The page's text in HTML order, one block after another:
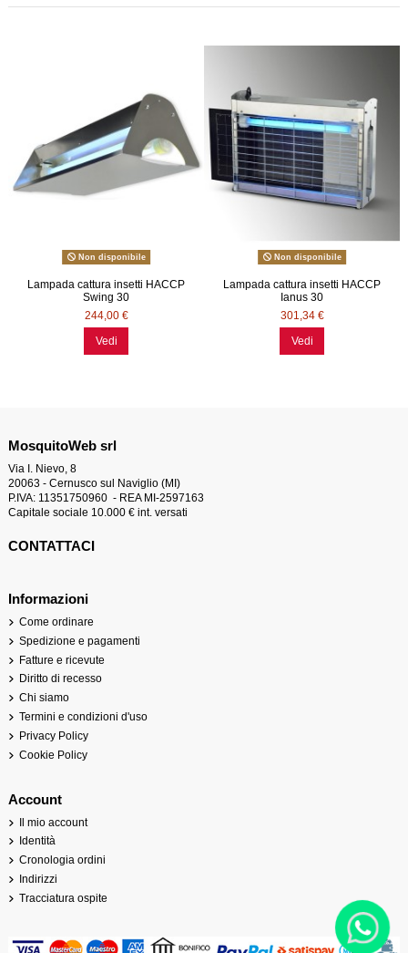
Non disponibile
Lampada cattura insetti HACCP
Swing 30
244,00 €
Vedi
Non disponibile
Lampada cattura insetti HACCP
Ianus 30
301,34 €
Vedi
MosquitoWeb srl
Via I. Nievo, 8
20063 - Cernusco sul Naviglio (MI)
P.IVA: 11351750960 - REA MI-2597163
Capitale sociale 10.000 € int. versati
CONTATTACI
Informazioni
Come ordinare
Spedizione e pagamenti
Fatture e ricevute
Diritto di recesso
Chi siamo
Termini e condizioni d'uso
Privacy Policy
Cookie Policy
Account
Il mio account
Identità
Cronologia ordini
Indirizzi
Tracciatura ospite